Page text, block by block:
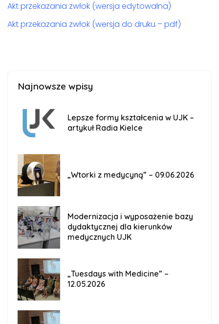
Akt przekazania zwłok (wersja edytowalna)
Akt przekazania zwłok (wersja do druku – pdf)
Najnowsze wpisy
Lepsze formy kształcenia w UJK –
artykuł Radia Kielce
„Wtorki z medycyną” – 09.06.2026
Modernizacja i wyposażenie bazy
dydaktycznej dla kierunków
medycznych UJK
„Tuesdays with Medicine” –
12.05.2026